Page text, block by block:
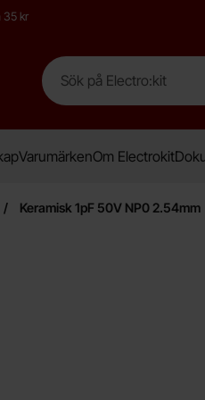
35 kr
Sök
Sök på Electro:kit
VarumärkenOm Electrokit
Keramisk 1pF 50V NP0 2.54mm